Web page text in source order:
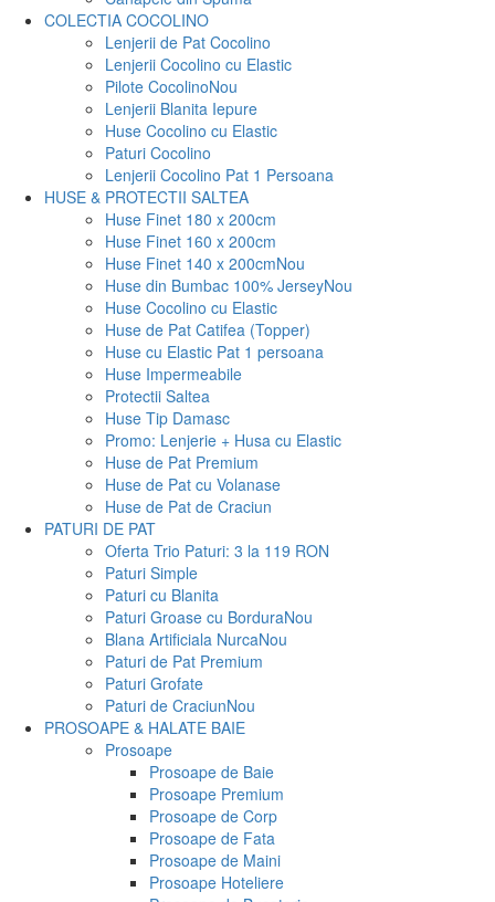
COLECTIA COCOLINO
Lenjerii de Pat Cocolino
Lenjerii Cocolino cu Elastic
Pilote CocolinoNou
Lenjerii Blanita Iepure
Huse Cocolino cu Elastic
Paturi Cocolino
Lenjerii Cocolino Pat 1 Persoana
HUSE & PROTECTII SALTEA
Huse Finet 180 x 200cm
Huse Finet 160 x 200cm
Huse Finet 140 x 200cmNou
Huse din Bumbac 100% JerseyNou
Huse Cocolino cu Elastic
Huse de Pat Catifea (Topper)
Huse cu Elastic Pat 1 persoana
Huse Impermeabile
Protectii Saltea
Huse Tip Damasc
Promo: Lenjerie + Husa cu Elastic
Huse de Pat Premium
Huse de Pat cu Volanase
Huse de Pat de Craciun
PATURI DE PAT
Oferta Trio Paturi: 3 la 119 RON
Paturi Simple
Paturi cu Blanita
Paturi Groase cu BorduraNou
Blana Artificiala NurcaNou
Paturi de Pat Premium
Paturi Grofate
Paturi de CraciunNou
PROSOAPE & HALATE BAIE
Prosoape
Prosoape de Baie
Prosoape Premium
Prosoape de Corp
Prosoape de Fata
Prosoape de Maini
Prosoape Hoteliere